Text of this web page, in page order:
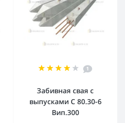
1
Забивная свая с
выпусками С 80.30-6
Вип.300